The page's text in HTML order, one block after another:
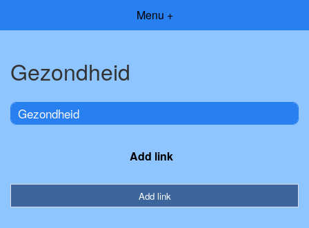
Menu +
Gezondheid
Gezondheid
Add link
Add link